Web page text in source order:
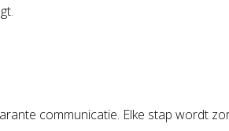
communicatie. Elke stap wordt